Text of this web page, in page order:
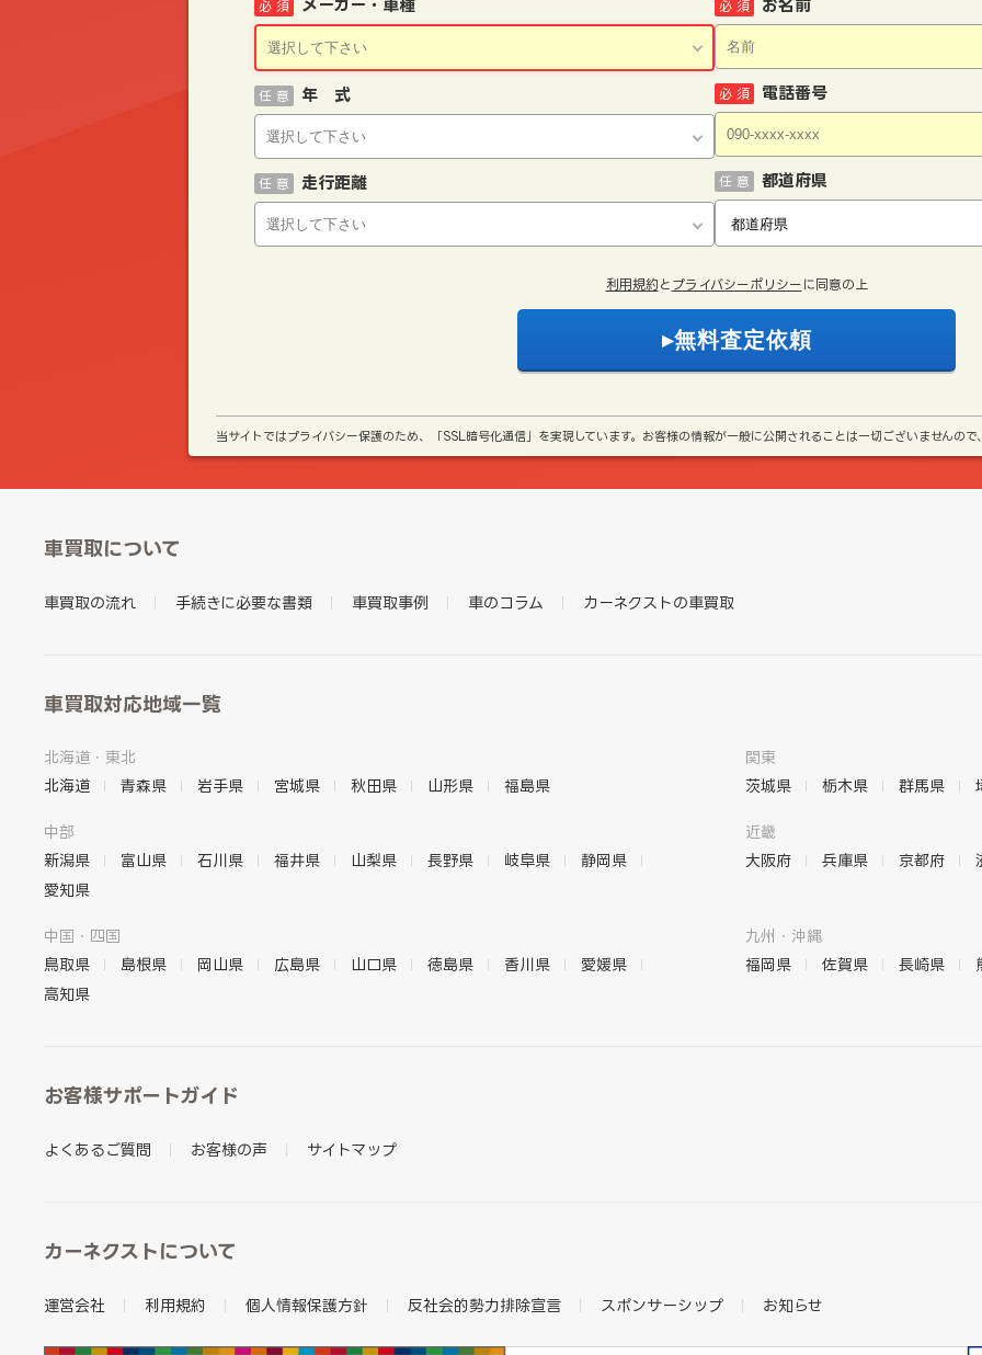
メーカー・車種
必 須
年 式
任 意
走行距離
任 意
お名前
必 須
電話番号
必 須
都道府県
任 意
利用規約 と プライバシーポリシー に同意の上
当サイトではプライバシー保護のため、「SSL暗号化通信」を実現しています。お客様の情報が一般に公開されることは一切ございませんの
車買取について
車買取の流れ 手続きに必要な書類 車買取事例 車のコラム カーネクストの車買取
車買取対応地域一覧
北海道・東北
北海道
青森県 岩手県 宮城県 秋田県 山形県 福島県
関東
茨城県
栃木県 群馬県
中部
新潟県
富山県 石川県 福井県 山梨県 長野県 岐阜県
静岡県
愛知県
近畿
大阪府
兵庫県 京都府
中国・四国
鳥取県
島根県 岡山県 広島県 山口県 徳島県 香川県
愛媛県
高知県
九州・沖縄
福岡県
佐賀県 長崎県
お客様サポートガイド
よくあるご質問 お客様の声 サイトマップ
カーネクストについて
運営会社 利用規約 個人情報保護方針 反社会的勢力排除宣言 スポンサーシップ お知らせ